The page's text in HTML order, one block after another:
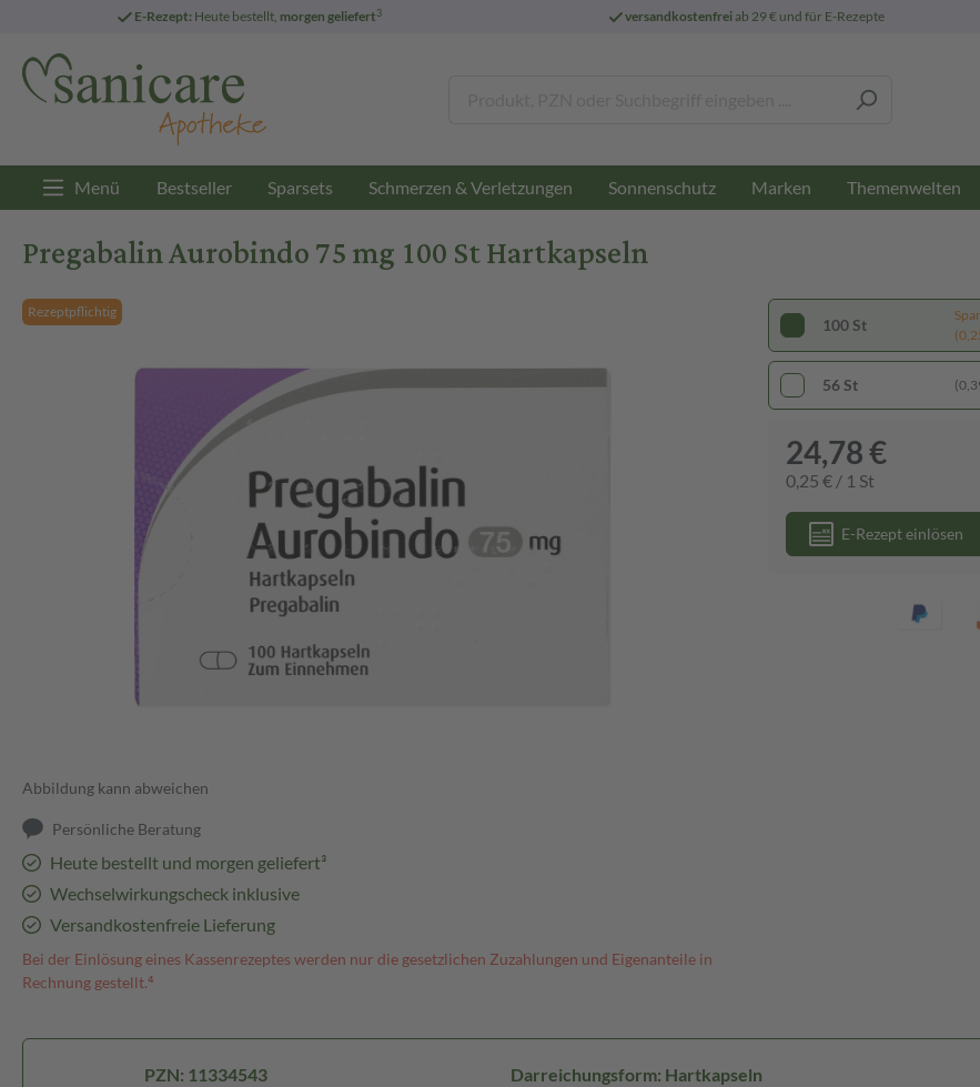
E-Rezept: Heute bestellt, morgen geliefert3 versandkostenfreiab 29 € und für E-Rezepte
Menü Bestseller Sparsets Schmerzen & Verletzungen Sonnenschutz Marken Themenwelten
Pregabalin Aurobindo 75 mg 100 St Hartkapseln
Rezeptpflichtig
Abbildung kann abweichen
Persönliche Beratung
Heute bestellt und morgen geliefert³
Wechselwirkungscheck inklusive
Versandkostenfreie Lieferung
Bei der Einlösung eines Kassenrezeptes werden nur die gesetzlichen Zuzahlungen und Eigenanteile in
Rechnung gestellt.⁴
100 St
56 St
24,78 €
0,25 € / 1 St
E-Rezept einlösen
PZN: 11334543 Darreichungsform: Hartkapseln